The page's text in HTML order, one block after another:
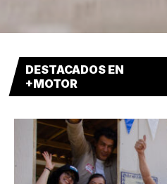
DESTACADOS EN
+MOTOR